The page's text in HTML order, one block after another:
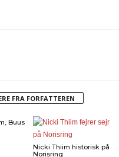
FRA FORFATTEREN
Buus
Nicki Thiim historisk på
Norisring